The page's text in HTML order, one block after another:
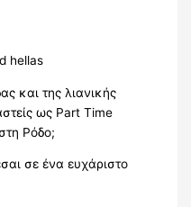
hellas
και της λιανικής
ως Part Time
Ρόδο;
σε ένα ευχάριστο